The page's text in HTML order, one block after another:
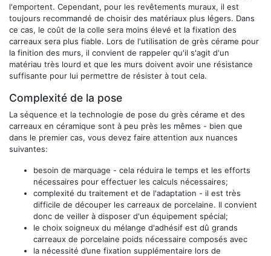
l'emportent. Cependant, pour les revêtements muraux, il est
toujours recommandé de choisir des matériaux plus légers. Dans
ce cas, le coût de la colle sera moins élevé et la fixation des
carreaux sera plus fiable. Lors de l'utilisation de grès cérame pour
la finition des murs, il convient de rappeler qu'il s'agit d'un
matériau très lourd et que les murs doivent avoir une résistance
suffisante pour lui permettre de résister à tout cela.
Complexité de la pose
La séquence et la technologie de pose du grès cérame et des
carreaux en céramique sont à peu près les mêmes - bien que
dans le premier cas, vous devez faire attention aux nuances
suivantes:
besoin de marquage - cela réduira le temps et les efforts
nécessaires pour effectuer les calculs nécessaires;
complexité du traitement et de l'adaptation - il est très
difficile de découper les carreaux de porcelaine. Il convient
donc de veiller à disposer d'un équipement spécial;
le choix soigneux du mélange d'adhésif est dû grands
carreaux de porcelaine poids nécessaire composés avec
la nécessité d’une fixation supplémentaire lors de